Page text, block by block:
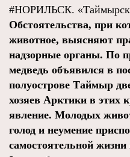
#НОРИЛЬСК.
Обстоятельства, при
животное, выясняют
надзорные органы. По
медведь объявился в
полуострове Таймыр
хозяев Арктики в этих
явление. Молодых
голод и неумение
самостоятельной жизни